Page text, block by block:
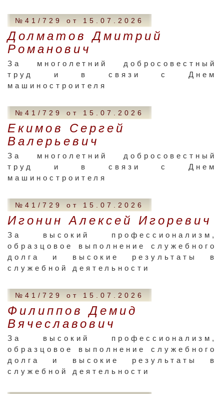
№41/729 от 15.07.2026
Долматов Дмитрий
Романович
За многолетний добросовестный
труд и в связи с Днем
машиностроителя
№41/729 от 15.07.2026
Екимов Сергей
Валерьевич
За многолетний добросовестный
труд и в связи с Днем
машиностроителя
№41/729 от 15.07.2026
Игонин Алексей Игоревич
За высокий профессионализм,
образцовое выполнение служебного
долга и высокие результаты в
служебной деятельности
№41/729 от 15.07.2026
Филиппов Демид
Вячеславович
За высокий профессионализм,
образцовое выполнение служебного
долга и высокие результаты в
служебной деятельности